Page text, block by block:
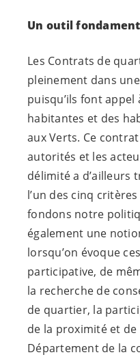
Un outil
Les Contrats de
pleinement dans
puisqu’ils font
habitantes et des
aux Verts. Ce
autorités et les
délimité a d’ailleurs
l’un des cinq
fondons notre
également une
lorsqu’on évoque
participative, de
la recherche de
de quartier, la
de la proximité et de
Département de la